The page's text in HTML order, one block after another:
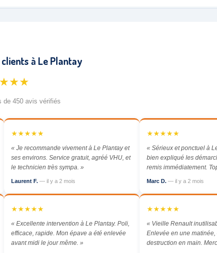
à Le Plantay
450 avis vérifiés
★★★★★
« Je recommande vivement à Le Plantay et
ses environs. Service gratuit, agréé VHU, et
le technicien très sympa. »
Laurent F. — il y a 2 mois
★★★★★
« Sérieux et ponctuel à
bien expliqué les
remis immédiatement.
Marc D. — il y a 2 mois
★★★★★
« Excellente intervention à Le Plantay. Poli,
efficace, rapide. Mon épave a été enlevée
avant midi le jour même. »
★★★★★
« Vieille Renault
Enlevée en une matinée,
destruction en main.